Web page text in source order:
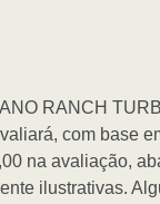
RANCH
com base
na avaliação,
ilustrativas.